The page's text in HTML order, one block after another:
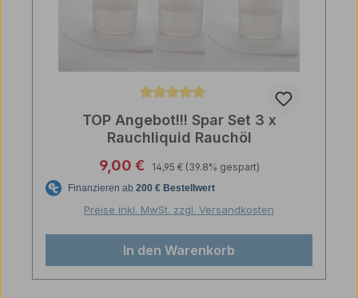
Durchschnittliche Bewertung von 5 von 5 Sternen
TOP Angebot!!! Spar Set 3 x
Rauchliquid Rauchöl
Verkaufspreis:
9,00 € Regulärer Preis:
14,95 € (39.8% gespart)
Preise inkl. MwSt. zzgl. Versandkosten
In den Warenkorb